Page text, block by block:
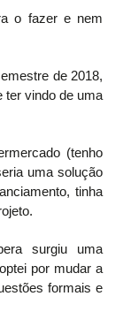
o fazer e nem
de 2018,
ter vindo de uma
(tenho
uma solução
tinha
surgiu uma
por mudar a
formais e